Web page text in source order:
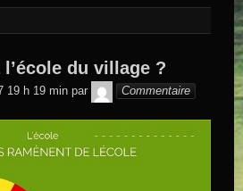
du village ?
19 h 19 min par
GEGE DE
SAINTAND
Commentaire